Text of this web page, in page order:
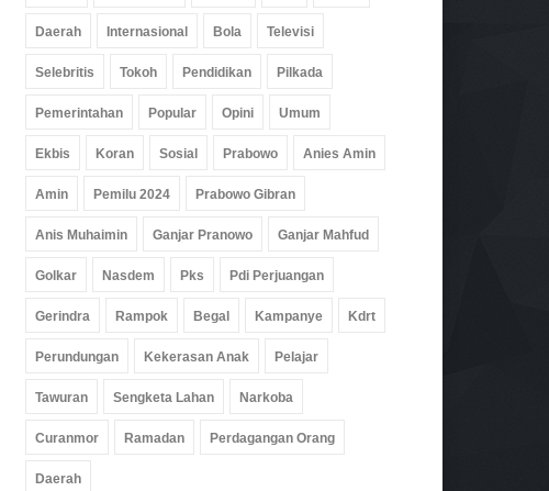
Daerah Internasional Bola Televisi
Selebritis Tokoh Pendidikan Pilkada
Pemerintahan Popular Opini Umum
Ekbis Koran Sosial Prabowo Anies Amin
Amin Pemilu 2024 Prabowo Gibran
Anis Muhaimin Ganjar Pranowo Ganjar Mahfud
Golkar Nasdem Pks Pdi Perjuangan
Gerindra Rampok Begal Kampanye Kdrt
Perundungan Kekerasan Anak Pelajar
Tawuran Sengketa Lahan Narkoba
Curanmor Ramadan Perdagangan Orang
Daerah